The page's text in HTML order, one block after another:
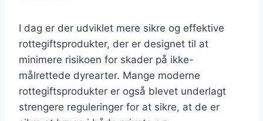
I dag er der udviklet mere sikre og effektive
rottegiftsprodukter, der er designet til at
minimere risikoen for skader på ikke-
målrettede dyrearter. Mange moderne
rottegiftsprodukter er også blevet underlagt
strengere reguleringer for at sikre, at de er